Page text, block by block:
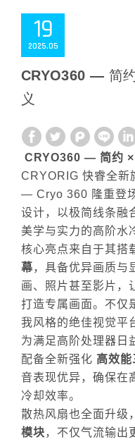
19
05
2025
CRYO360 — 简
义
CRYO360 — 简约 ×
CRYORIG 快睿全新
— Cryo 360 隆重登
设计，以极简线条融
美学与实力的高阶水
核心亮点来自于其搭
幕，具备优异画质与
画、照片甚至影片，
打造专属画面。不仅
我风格的绝佳视觉平
为满足高阶处理器日
配备全新强化 高效能
音表现优异，确保在
冷却效率。
散热风扇也全面升级
模块，不仅气流输出